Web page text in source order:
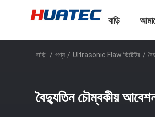
বাড়ি
বাড়ি / পণ্য / Ultrasonic Flaw ডিটেক্টর /
বৈদ্যুতিন চৌম্বকীয়